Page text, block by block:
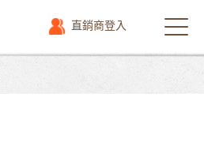
直銷商登入
選
單